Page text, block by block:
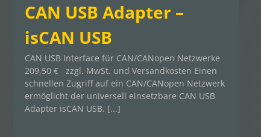
CAN USB Adapter –
isCAN USB
CAN USB Interface für CAN/CANopen Netzwerke
209,50 € zzgl. MwSt. und Versandkosten Einen
schnellen Zugriff auf ein CAN/CANopen Netzwerk
ermöglicht der universell einsetzbare CAN USB
Adapter isCAN USB. [...]